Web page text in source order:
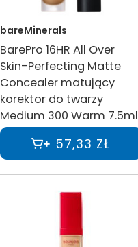
bareMinerals
BarePro 16HR All Over
Skin-Perfecting Matte
Concealer matujący
korektor do twarzy
Medium 300 Warm 7.5ml
57,33 ZŁ